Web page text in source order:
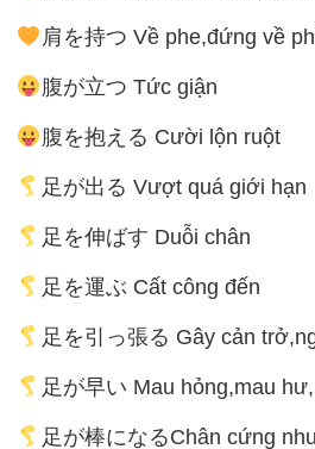
肩を持つ Về phe,đứng về
腹が立つ Tức giận
腹を抱える Cười lộn ruột
足が出る Vượt quá giới hạn
足を伸ばす Duỗi chân
足を運ぶ Cất công đến
足を引っ張る Gây cản
足が早い Mau hỏng,mau
足が棒になるChân cứng